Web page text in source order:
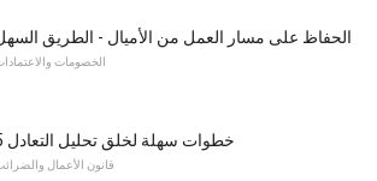
الحفاظ على مسار العمل من الأميال - الطريق
الخصومات
5 خطوات سهلة لخلق تحليل التعادل
قانون الأعمال